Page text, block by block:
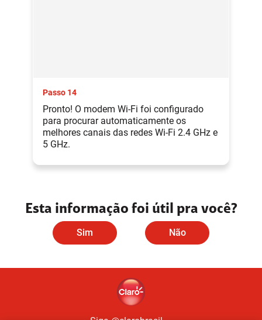
Passo 14
Pronto! O modem Wi-Fi foi configurado
para procurar automaticamente os
melhores canais das redes Wi-Fi 2.4 GHz e
5 GHz.
Esta informação foi útil pra você?
Sim Não